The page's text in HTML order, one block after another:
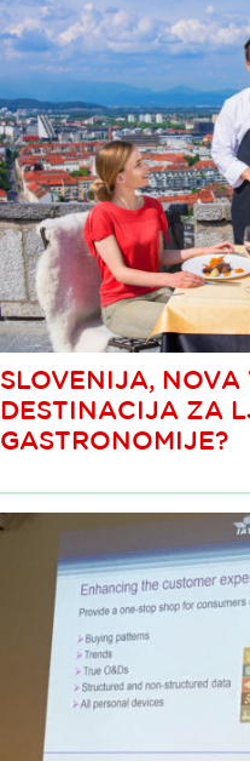
SLOVENIJA, NOVA
DESTINACIJA ZA
GASTRONOMIJE?